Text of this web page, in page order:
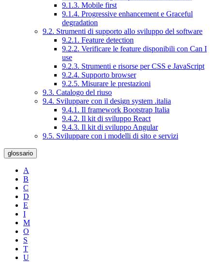
9.1.3. Mobile first
9.1.4. Progressive enhancement e Graceful
degradation
9.2. Strumenti di supporto allo sviluppo del software
9.2.1. Feature detection
9.2.2. Verificare le feature disponibili con Can I
use
9.2.3. Strumenti e risorse per CSS e JavaScript
9.2.4. Supporto browser
9.2.5. Misurare le prestazioni
9.3. Catalogo del riuso
9.4. Sviluppare con il design system .italia
9.4.1. Il framework Bootstrap Italia
9.4.2. Il kit di sviluppo React
9.4.3. Il kit di sviluppo Angular
9.5. Sviluppare con i modelli di sito e servizi
glossario
A
B
C
D
E
I
M
O
S
T
U